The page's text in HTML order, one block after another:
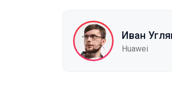
Иван
Huawei